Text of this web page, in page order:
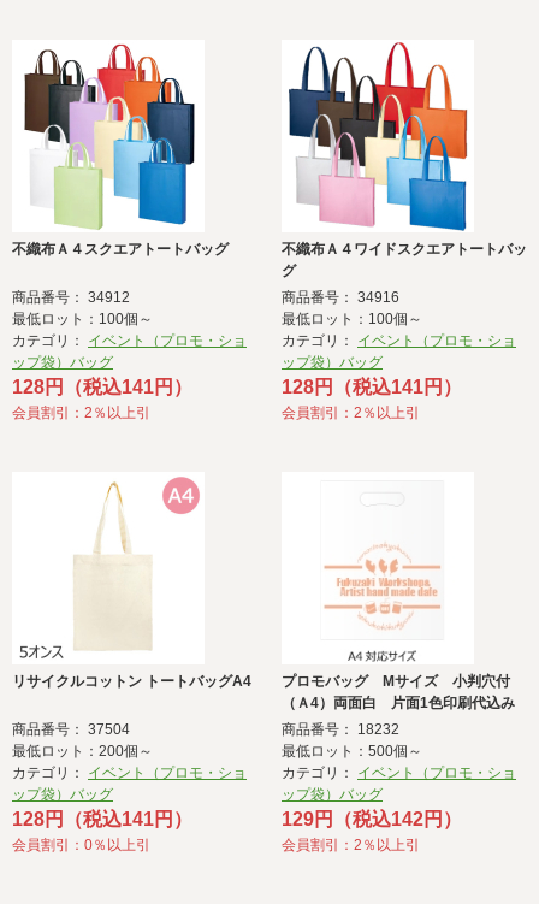
不織布Ａ４スクエアトートバッグ
商品番号： 34912
最低ロット：100個～
カテゴリ： イベント（プロモ・ショ
ップ袋）バッグ
128円（税込141円）
会員割引：2％以上引
不織布Ａ４ワイドスクエアトートバッ
グ
商品番号： 34916
最低ロット：100個～
カテゴリ： イベント（プロモ・ショ
ップ袋）バッグ
128円（税込141円）
会員割引：2％以上引
リサイクルコットン トートバッグA4
商品番号： 37504
最低ロット：200個～
カテゴリ： イベント（プロモ・ショ
ップ袋）バッグ
128円（税込141円）
会員割引：0％以上引
プロモバッグ Mサイズ 小判穴付
（Ａ4）両面白 片面1色印刷代込み
商品番号： 18232
最低ロット：500個～
カテゴリ： イベント（プロモ・ショ
ップ袋）バッグ
129円（税込142円）
会員割引：2％以上引